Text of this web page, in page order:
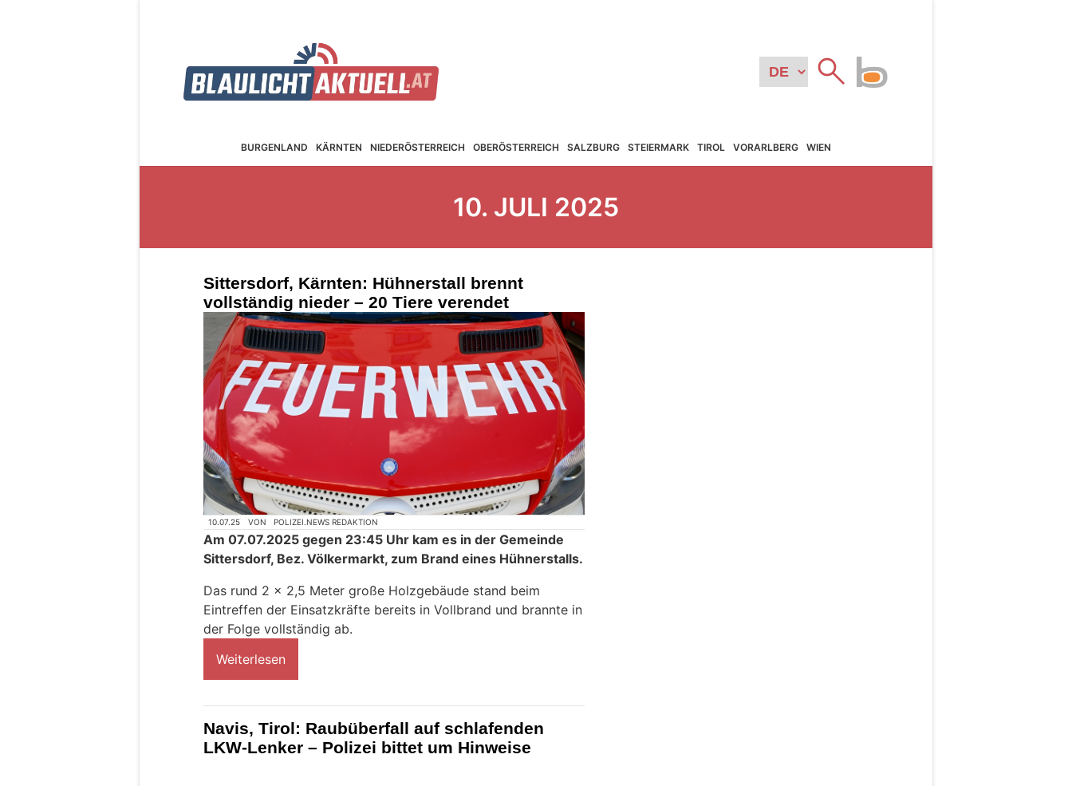
BURGEN­LAND KÄRNTEN NIEDER­ÖSTERREICH OBER­ÖSTERREICH SALZBURG STEIER­MARK TIROL VORARL­BERG WIEN
10. JULI 2025
Sittersdorf, Kärnten: Hühnerstall brennt
vollständig nieder – 20 Tiere verendet
10.07.25 VON POLIZEI.NEWS REDAKTION
Am 07.07.2025 gegen 23:45 Uhr kam es in der Gemeinde
Sittersdorf, Bez. Völkermarkt, zum Brand eines Hühnerstalls.
Das rund 2 x 2,5 Meter große Holzgebäude stand beim
Eintreffen der Einsatzkräfte bereits in Vollbrand und brannte in
der Folge vollständig ab.
Weiterlesen
Navis, Tirol: Raubüberfall auf schlafenden
LKW-Lenker – Polizei bittet um Hinweise